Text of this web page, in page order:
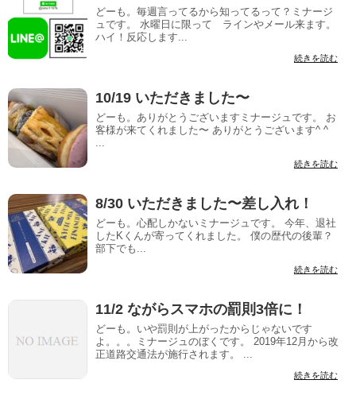
どーも。毎週言ってるから知ってるって？ミナージ
ュです。 水曜日に限って ラインやメール来ます。
ハイ！反応します...
続きを読む
10/19 いただきました〜
どーも。ありがとうございますミナージュです。 お
客様が来てくれました〜 ありがとうございます^ ^
...
続きを読む
8/30 いただきました〜差し入れ！
どーも。心配しかないミナージュです。 今年、退社
したKくんが寄ってくれました。 僕の歴代の後輩？
部下でも...
続きを読む
11/2 ながらスマホの罰則3倍に！
どーも。いや罰則が上がったからじゃないです
よ。。。ミナージュのぼくです。 2019年12月から改
正道路交通法が施行されます。 ...
続きを読む